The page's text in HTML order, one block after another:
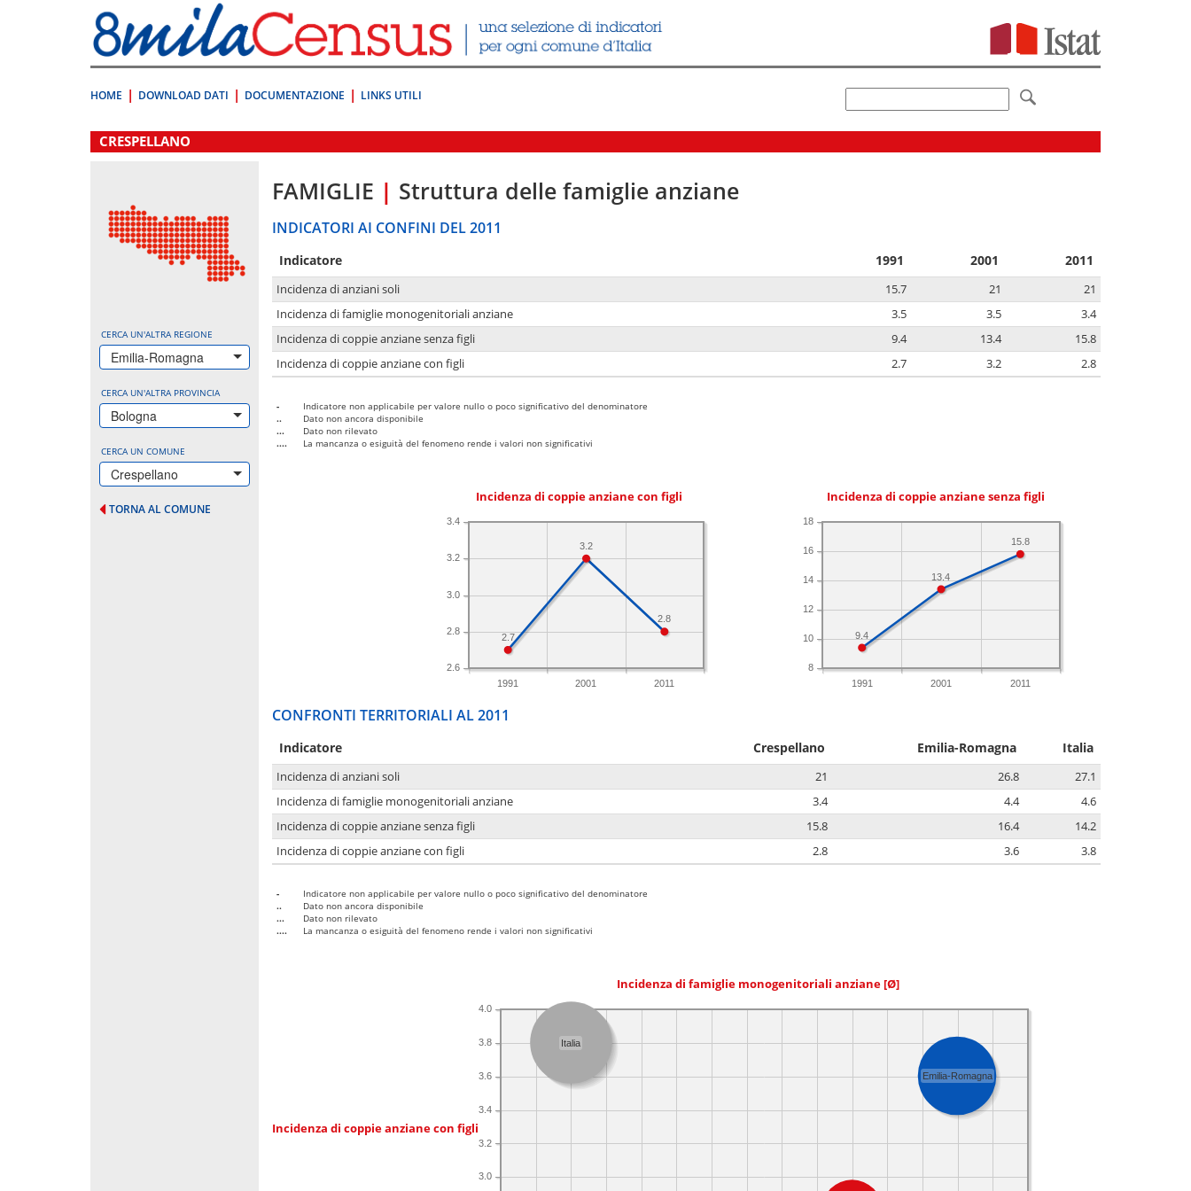
direttamente
a:
Contenuto
HOME DOWNLOAD DATI DOCUMENTAZIONE LINKS UTILI
.
CRESPELLANO
CERCA UN'ALTRA REGIONE
Emilia-Romagna
CERCA UN'ALTRA PROVINCIA
Bologna
CERCA UN COMUNE
Crespellano
TORNA AL COMUNE
FAMIGLIE | Struttura delle famiglie anziane
INDICATORI AI CONFINI DEL 2011
Indicatore 1991 2001 2011
Incidenza di anziani soli 15.7 21
21
Incidenza di famiglie monogenitoriali anziane
3.5 3.5
3.4
Incidenza di coppie anziane senza figli
9.4 13.4
15.8
Incidenza di coppie anziane con figli
2.7 3.2 2.8
-
Indicatore non applicabile per valore nullo o poco significativo del denominatore
..
Dato non ancora disponibile
...
Dato non rilevato
....
La mancanza o esiguità del fenomeno rende i valori non significativi
Incidenza di coppie anziane con figli
1991 2001 2011
2.6
2.8
3.0
3.2
3.4
2.8
3.2
2.7
Incidenza di coppie anziane senza figli
1991 2001 2011
8
10
12
14
16
18
15.8
13.4
9.4
CONFRONTI TERRITORIALI AL 2011
Indicatore Crespellano Emilia-Romagna Italia
Incidenza di anziani soli 21 26.8
27.1
Incidenza di famiglie monogenitoriali anziane
3.4 4.4
4.6
Incidenza di coppie anziane senza figli
15.8 16.4
14.2
Incidenza di coppie anziane con figli
2.8 3.6 3.8
-
Indicatore non applicabile per valore nullo o poco significativo del denominatore
..
Dato non ancora disponibile
...
Dato non rilevato
....
La mancanza o esiguità del fenomeno rende i valori non significativi
Incidenza di famiglie monogenitoriali anziane [Ø]
Incidenza di coppie anziane con figli
3.0
3.2
3.4
3.6
3.8
4.0
Italia
Emilia-Romagna